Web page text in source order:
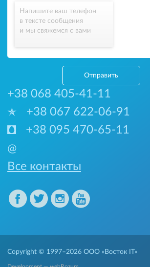
Напишите ваш телефон
в тексте сообщения
и мы свяжемся с вами
Отправить
+38 068 405-41-11
+38 067 622-06-91
+38 095 470-65-11
@
Все контакты
Copyright © 1997–2026 ООО «Восток IT»